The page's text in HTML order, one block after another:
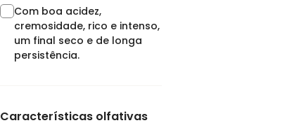
Com boa acidez,
cremosidade, rico e intenso,
um final seco e de longa
persistência.
Características olfativas